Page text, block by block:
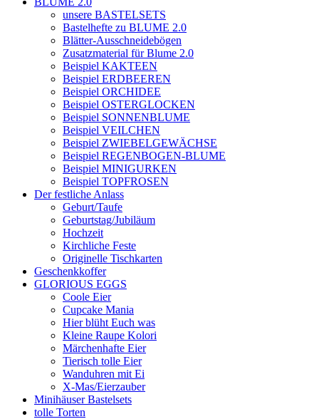
unsere BASTELSETS
Bastelhefte zu BLUME 2.0
Blätter-Ausschneidebögen
Zusatzmaterial für Blume 2.0
Beispiel KAKTEEN
Beispiel ERDBEEREN
Beispiel ORCHIDEE
Beispiel OSTERGLOCKEN
Beispiel SONNENBLUME
Beispiel VEILCHEN
Beispiel ZWIEBELGEWÄCHSE
Beispiel REGENBOGEN-BLUME
Beispiel MINIGURKEN
Beispiel TOPFROSEN
Der festliche Anlass
Geburt/Taufe
Geburtstag/Jubiläum
Hochzeit
Kirchliche Feste
Originelle Tischkarten
Geschenkkoffer
GLORIOUS EGGS
Coole Eier
Cupcake Mania
Hier blüht Euch was
Kleine Raupe Kolori
Märchenhafte Eier
Tierisch tolle Eier
Wanduhren mit Ei
X-Mas/Eierzauber
Minihäuser Bastelsets
tolle Torten